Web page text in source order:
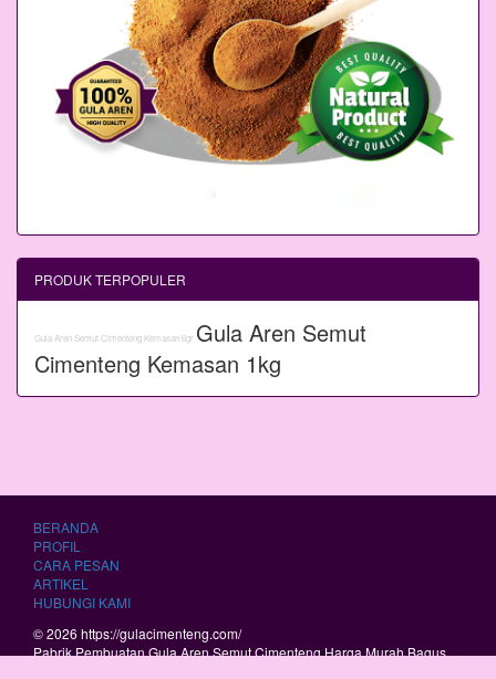
PRODUK TERPOPULER
Gula Aren Semut Cimenteng Kemasan 6gr Gula Aren Semut
Cimenteng Kemasan 1kg
BERANDA
PROFIL
CARA PESAN
ARTIKEL
HUBUNGI KAMI
© 2026 https://gulacimenteng.com/
Pabrik Pembuatan Gula Aren Semut Cimenteng Harga Murah Bagus